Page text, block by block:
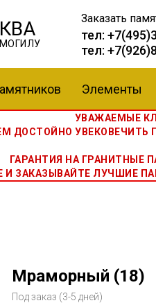
Заказать
тел:
тел:
Элементы
УВАЖАЕМЫЕ
ДОСТОЙНО УВЕКОВЕЧИТЬ
ГАРАНТИЯ НА ГРАНИТНЫЕ
И ЗАКАЗЫВАЙТЕ ЛУЧШИЕ
Мраморный (18)
Под заказ (3-5 дней)